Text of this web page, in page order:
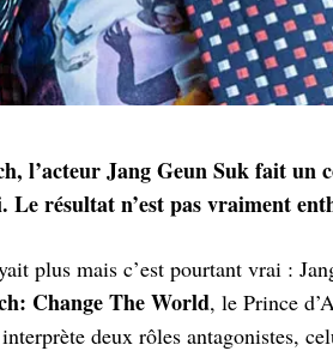
l’acteur Jang Geun Suk fait un
Le résultat n’est pas vraiment
plus mais c’est pourtant vrai :
Change The World, le Prince
deux rôles antagonistes,